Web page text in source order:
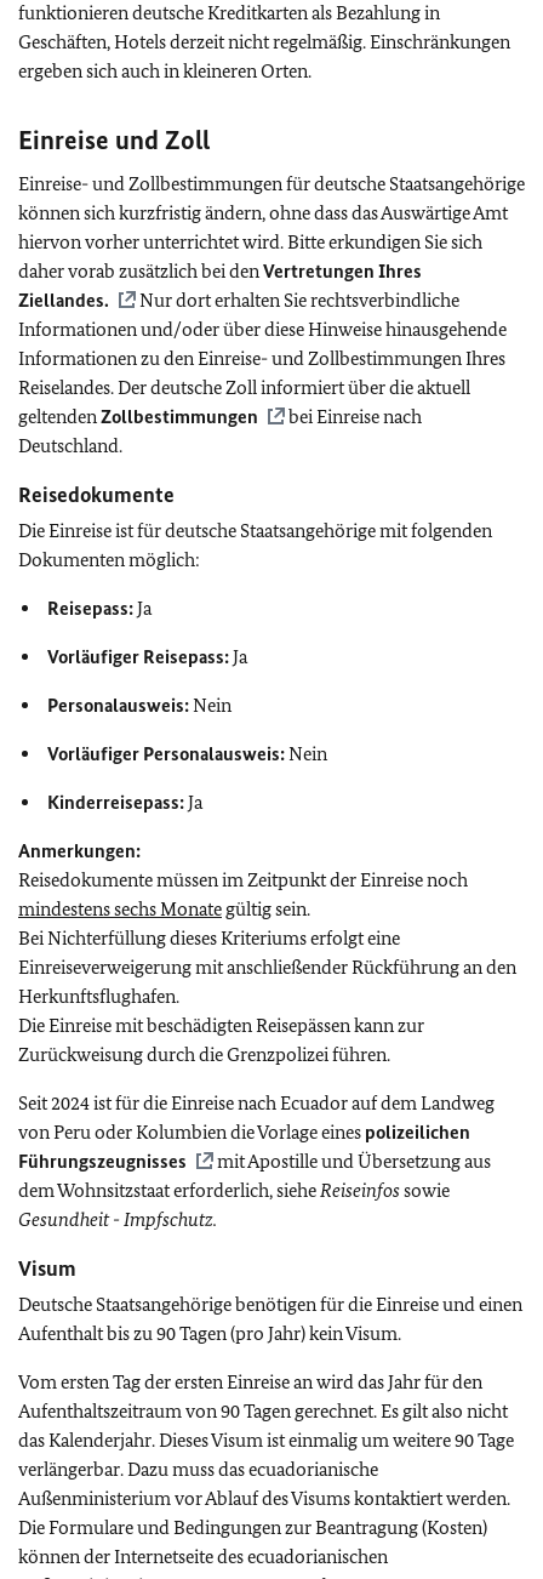
funktionieren deutsche Kreditkarten als Bezahlung in
Geschäften, Hotels derzeit nicht regelmäßig. Einschränkungen
ergeben sich auch in kleineren Orten.
Einreise und Zoll
Einreise- und Zollbestimmungen für deutsche Staatsangehörige
können sich kurzfristig ändern, ohne dass das Auswärtige Amt
hiervon vorher unterrichtet wird. Bitte erkundigen Sie sich
daher vorab zusätzlich bei denVertretungen Ihres
Ziellandes.
Nur dort erhalten Sie rechtsverbindliche
Informationen und/oder über diese Hinweise hinausgehende
Informationen zu den Einreise- und Zollbestimmungen Ihres
Reiselandes. Der deutsche Zoll informiert über die aktuell
geltendenZollbestimmungen
bei Einreise nach
Deutschland.
Reisedokumente
Die Einreise ist für deutsche Staatsangehörige mit folgenden
Dokumenten möglich:
Reisepass:Ja
Vorläufiger Reisepass:Ja
Personalausweis:Nein
Vorläufiger Personalausweis:Nein
Kinderreisepass:Ja
Anmerkungen:
Reisedokumente müssen im Zeitpunkt der Einreise noch
mindestens sechs Monate gültig sein.
Bei Nichterfüllung dieses Kriteriums erfolgt eine
Einreiseverweigerung mit anschließender Rückführung an den
Herkunftsflughafen.
Die Einreise mit beschädigten Reisepässen kann zur
Zurückweisung durch die Grenzpolizei führen.
Seit 2024 ist für die Einreise nach Ecuador auf dem Landweg
von Peru oder Kolumbien die Vorlage eines polizeilichen
Führungszeugnisses
mit Apostille und Übersetzung aus
dem Wohnsitzstaat erforderlich,sieheReiseinfossowie
Gesundheit - Impfschutz.
Visum
Deutsche Staatsangehörige benötigen für die Einreise und einen
Aufenthalt bis zu 90 Tagen (pro Jahr) kein Visum.
Vom ersten Tag der ersten Einreise an wird das Jahr für den
Aufenthaltszeitraum von 90 Tagen gerechnet. Es gilt also nicht
das Kalenderjahr. Dieses Visum ist einmalig um weitere 90 Tage
verlängerbar. Dazu muss das ecuadorianische
Außenministerium vor Ablauf des Visums kontaktiert werden.
Die Formulare und Bedingungen zur Beantragung (Kosten)
können der Internetseite des ecuadorianischen